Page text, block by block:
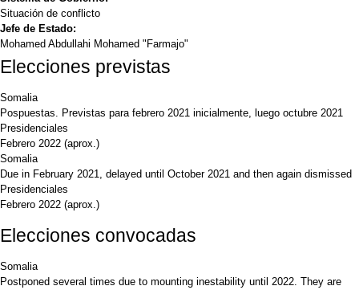
Situación de conflicto
Jefe de Estado:
Mohamed Abdullahi Mohamed "Farmajo"
Elecciones previstas
Somalia
Pospuestas. Previstas para febrero 2021 inicialmente, luego octubre 2021
Presidenciales
Febrero 2022 (aprox.)
Somalia
Due in February 2021, delayed until October 2021 and then again dismissed
Presidenciales
Febrero 2022 (aprox.)
Elecciones convocadas
Somalia
Postponed several times due to mounting inestability until 2022. They are